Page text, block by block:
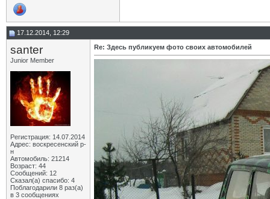
17.12.2014, 12:29
santer
Junior Member
Регистрация: 14.07.2014
Адрес: воскресенский р-
н
Автомобиль: 21214
Возраст: 44
Сообщений: 12
Сказал(а) спасибо: 4
Поблагодарили 8 раз(а)
в 3 сообщениях
Re: Здесь публикуем фото своих автомобилей